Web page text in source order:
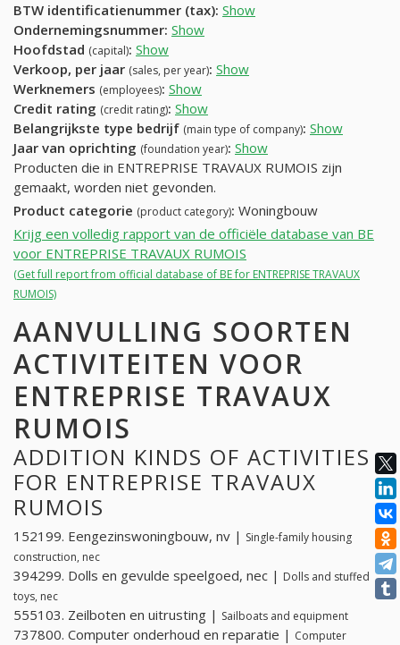
BTW identificatienummer (tax): Show
Ondernemingsnummer: Show
Hoofdstad (capital): Show
Verkoop, per jaar (sales, per year): Show
Werknemers (employees): Show
Credit rating (credit rating): Show
Belangrijkste type bedrijf (main type of company): Show
Jaar van oprichting (foundation year): Show
Producten die in ENTREPRISE TRAVAUX RUMOIS zijn
gemaakt, worden niet gevonden.
Product categorie (product category): Woningbouw
Krijg een volledig rapport van de officiële database van BE
voor ENTREPRISE TRAVAUX RUMOIS
(Get full report from official database of BE for ENTREPRISE TRAVAUX
RUMOIS)
AANVULLING SOORTEN
ACTIVITEITEN VOOR
ENTREPRISE TRAVAUX
RUMOIS
ADDITION KINDS OF ACTIVITIES
FOR ENTREPRISE TRAVAUX
RUMOIS
152199. Eengezinswoningbouw, nv | Single-family housing
construction, nec
394299. Dolls en gevulde speelgoed, nec | Dolls and stuffed
toys, nec
555103. Zeilboten en uitrusting | Sailboats and equipment
737800. Computer onderhoud en reparatie | Computer